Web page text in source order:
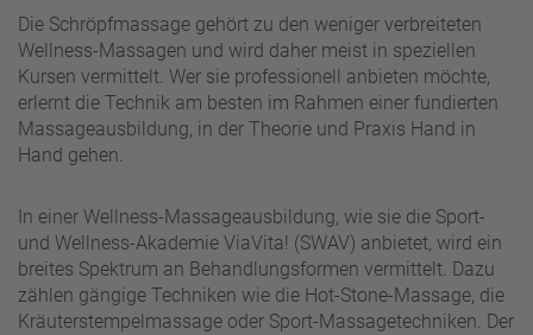
Die Schröpfmassage gehört zu den weniger verbreiteten
Wellness-Massagen und wird daher meist in speziellen
Kursen vermittelt. Wer sie professionell anbieten möchte,
erlernt die Technik am besten im Rahmen einer fundierten
Massageausbildung, in der Theorie und Praxis Hand in
Hand gehen.
In einer Wellness-Massageausbildung, wie sie die Sport-
und Wellness-Akademie ViaVita! (SWAV) anbietet, wird ein
breites Spektrum an Behandlungsformen vermittelt. Dazu
zählen gängige Techniken wie die Hot-Stone-Massage, die
Kräuterstempelmassage oder Sport-Massagetechniken. Der